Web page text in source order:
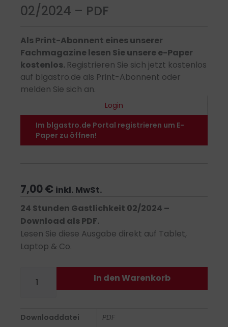
02/2024 – PDF
Als Print-Abonnent eines unserer
Fachmagazine lesen Sie unsere e-Paper
kostenlos. Registrieren Sie sich jetzt kostenlos
auf blgastro.de als Print-Abonnent oder
melden Sie sich an.
Login
Im blgastro.de Portal registrieren um E-
Paper zu öffnen!
7,00€ inkl. MwSt.
24 Stunden Gastlichkeit 02/2024 –
Download als PDF.
Lesen Sie diese Ausgabe direkt auf Tablet,
Laptop & Co.
Stunden
-
In den Warenkorb
Downloaddatei PDF